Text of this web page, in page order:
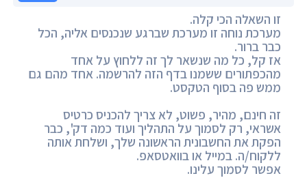
זו השאלה הכי קלה.
מערכת נוחה זו מערכת שברגע שנכנסים אליה, הכל
כבר ברור.
אז קל, כל מה שנשאר לך זה ללחוץ על אחד
מהכפתורים ששמנו בדף הזה להרשמה. אחד מהם גם
ממש פה בסוף הטקסט.
זה חינם, מהיר, פשוט, לא צריך להכניס כרטיס
אשראי, רק לסמוך על התהליך ועוד כמה דק', כבר
הפקת את החשבונית הראשונה שלך, ושלחת אותה
ללקוח/ה. במייל או בוואטסאפ.
אפשר לסמוך עלינו.